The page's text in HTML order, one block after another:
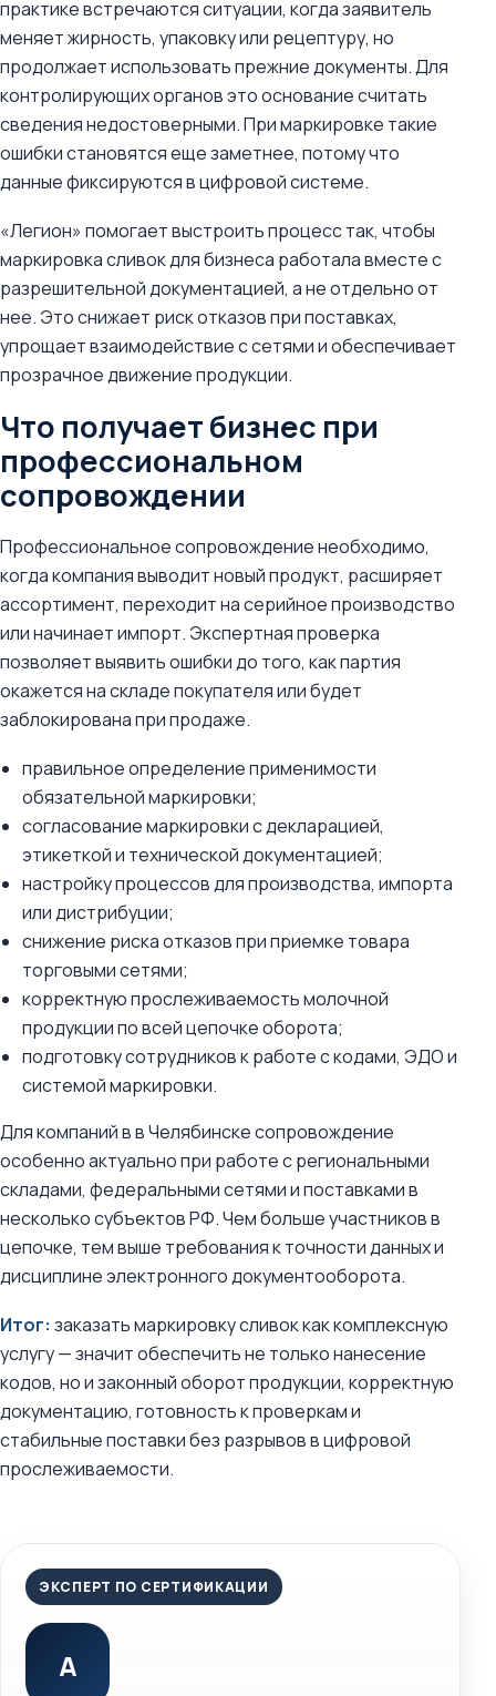
практике встречаются ситуации, когда заявитель
меняет жирность, упаковку или рецептуру, но
продолжает использовать прежние документы. Для
контролирующих органов это основание считать
сведения недостоверными. При маркировке такие
ошибки становятся еще заметнее, потому что
данные фиксируются в цифровой системе.
«Легион» помогает выстроить процесс так, чтобы
маркировка сливок для бизнеса работала вместе с
разрешительной документацией, а не отдельно от
нее. Это снижает риск отказов при поставках,
упрощает взаимодействие с сетями и обеспечивает
прозрачное движение продукции.
Что получает бизнес при
профессиональном
сопровождении
Профессиональное сопровождение необходимо,
когда компания выводит новый продукт, расширяет
ассортимент, переходит на серийное производство
или начинает импорт. Экспертная проверка
позволяет выявить ошибки до того, как партия
окажется на складе покупателя или будет
заблокирована при продаже.
правильное определение применимости
обязательной маркировки;
согласование маркировки с декларацией,
этикеткой и технической документацией;
настройку процессов для производства, импорта
или дистрибуции;
снижение риска отказов при приемке товара
торговыми сетями;
корректную прослеживаемость молочной
продукции по всей цепочке оборота;
подготовку сотрудников к работе с кодами, ЭДО и
системой маркировки.
Для компаний в в Челябинске сопровождение
особенно актуально при работе с региональными
складами, федеральными сетями и поставками в
несколько субъектов РФ. Чем больше участников в
цепочке, тем выше требования к точности данных и
дисциплине электронного документооборота.
Итог: заказать маркировку сливок как комплексную
услугу — значит обеспечить не только нанесение
кодов, но и законный оборот продукции, корректную
документацию, готовность к проверкам и
стабильные поставки без разрывов в цифровой
прослеживаемости.
ЭКСПЕРТ ПО СЕРТИФИКАЦИИ
А